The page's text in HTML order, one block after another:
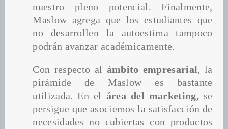
nuestro pleno potencial. Finalmente,
Maslow agrega que los estudiantes que
no desarrollen la autoestima tampoco
podrán avanzar académicamente.
Con respecto al ámbito empresarial, la
pirámide de Maslow es bastante
utilizada. En el área del marketing, se
persigue que asociemos la satisfacción de
necesidades no cubiertas con productos